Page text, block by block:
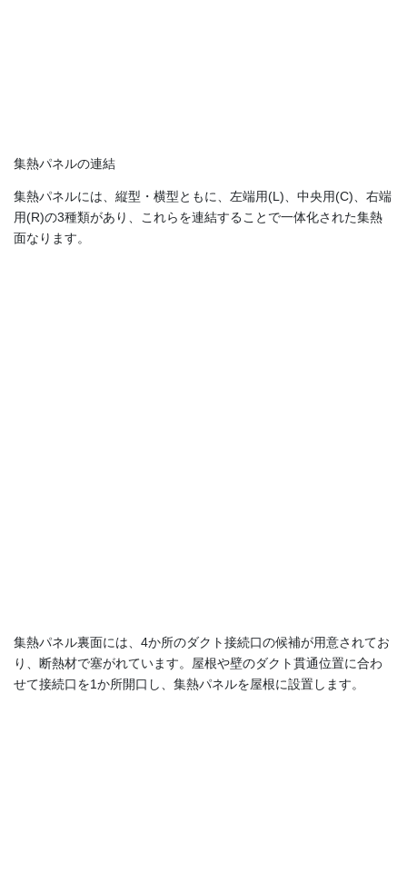
集熱パネルの連結
集熱パネルには、縦型・横型ともに、左端用(L)、中央用(C)、右端
用(R)の3種類があり、これらを連結することで一体化された集熱
面なります。
集熱パネル裏面には、4か所のダクト接続口の候補が用意されてお
り、断熱材で塞がれています。屋根や壁のダクト貫通位置に合わ
せて接続口を1か所開口し、集熱パネルを屋根に設置します。